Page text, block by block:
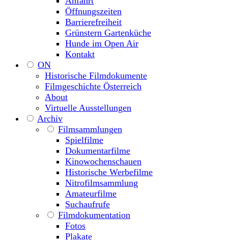
Öffnungszeiten
Barrierefreiheit
Grünstern Gartenküche
Hunde im Open Air
Kontakt
ON
Historische Filmdokumente
Filmgeschichte Österreich
About
Virtuelle Ausstellungen
Archiv
Filmsammlungen
Spielfilme
Dokumentarfilme
Kinowochenschauen
Historische Werbefilme
Nitrofilmsammlung
Amateurfilme
Suchaufrufe
Filmdokumentation
Fotos
Plakate